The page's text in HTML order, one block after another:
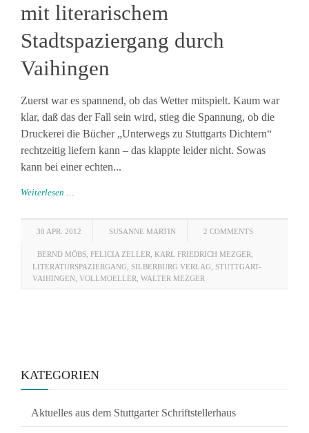
mit literarischem
Stadtspaziergang durch
Vaihingen
Zuerst war es spannend, ob das Wetter mitspielt. Kaum war
klar, daß das der Fall sein wird, stieg die Spannung, ob die
Druckerei die Bücher „Unterwegs zu Stuttgarts Dichtern“
rechtzeitig liefern kann – das klappte leider nicht. Sowas
kann bei einer echten...
Weiterlesen …
30 APR. 2012 SUSANNE MARTIN 2 COMMENTS
BERND MÖBS FELICIA ZELLER KARL FRIEDRICH MEZGER
LITERATURSPAZIERGANG SILBERBURG VERLAG STUTTGART-
VAIHINGEN VOLLMOELLER WALTER MEZGER
KATEGORIEN
Aktuelles aus dem Stuttgarter Schriftstellerhaus